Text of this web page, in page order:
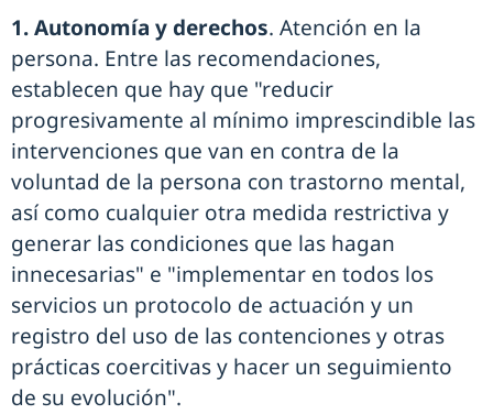
1. Autonomía y derechos. Atención en la
persona. Entre las recomendaciones,
establecen que hay que "reducir
progresivamente al mínimo imprescindible las
intervenciones que van en contra de la
voluntad de la persona con trastorno mental,
así como cualquier otra medida restrictiva y
generar las condiciones que las hagan
innecesarias" e "implementar en todos los
servicios un protocolo de actuación y un
registro del uso de las contenciones y otras
prácticas coercitivas y hacer un seguimiento
de su evolución".